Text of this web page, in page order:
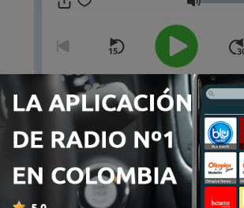
Volumen
00:00
Episodios
1 - Cultural theory
25 jul. 2021